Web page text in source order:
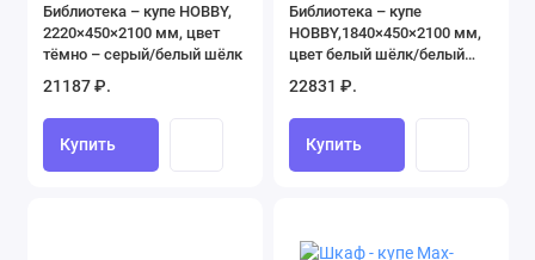
Библиотека – купе HOBBY,
2220×450×2100 мм, цвет
тёмно – серый/белый шёлк
21187 ₽.
Купить
Библиотека – купе
HOBBY,1840×450×2100 мм,
цвет белый шёлк/белый
22831 ₽.
Купить